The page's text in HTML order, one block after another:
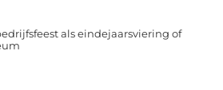
als eindejaarsviering of